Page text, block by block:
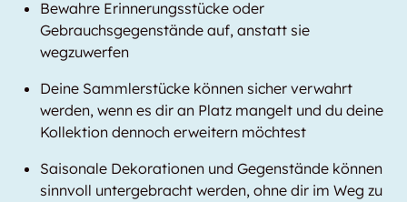
Bewahre Erinnerungsstücke oder
Gebrauchsgegenstände auf, anstatt sie
wegzuwerfen
Deine Sammlerstücke können sicher verwahrt
werden, wenn es dir an Platz mangelt und du deine
Kollektion dennoch erweitern möchtest
Saisonale Dekorationen und Gegenstände können
sinnvoll untergebracht werden, ohne dir im Weg zu